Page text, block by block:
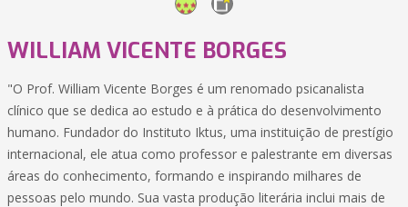
WILLIAM VICENTE BORGES
"O Prof. William Vicente Borges é um renomado psicanalista
clínico que se dedica ao estudo e à prática do desenvolvimento
humano. Fundador do Instituto Iktus, uma instituição de prestígio
internacional, ele atua como professor e palestrante em diversas
áreas do conhecimento, formando e inspirando milhares de
pessoas pelo mundo. Sua vasta produção literária inclui mais de